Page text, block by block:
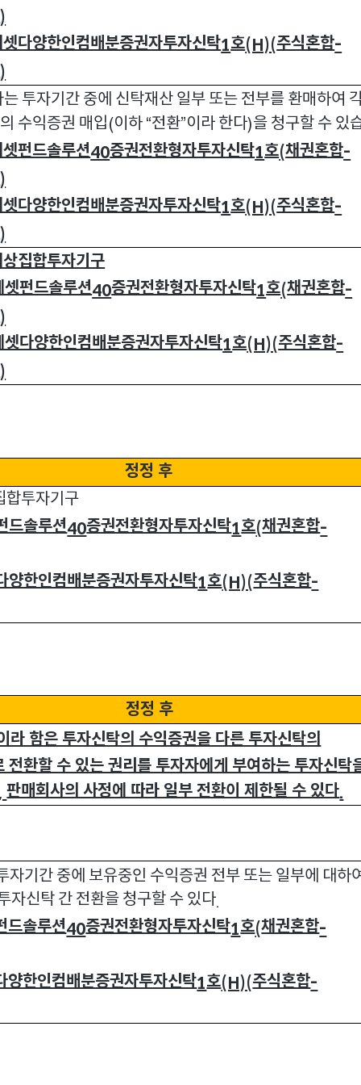
)
다양한인컴배분증권자투자신탁1호(H)(주식혼합-
)
투자기간 중에 신탁재산 일부 또는 전부를 환매하여
수익증권 매입(이하 “전환”이라 한다)을 청구할 수 있
펀드솔루션40증권전환형자투자신탁1호(채권혼합-
)
다양한인컴배분증권자투자신탁1호(H)(주식혼합-
)
집합투자기구
셋펀드솔루션40증권전환형자투자신탁1호(채권혼합-
)
셋다양한인컴배분증권자투자신탁1호(H)(주식혼합-
)
정정 후
합투자기구
드솔루션40증권전환형자투자신탁1호(채권혼합-
양한인컴배분증권자투자신탁1호(H)(주식혼합-
정정 후
라 함은 투자신탁의 수익증권을 다른 투자신탁의
전환할 수 있는 권리를 투자자에게 부여하는 투자신탁
판매회사의 사정에 따라 일부 전환이 제한될 수 있다.
기간 중에 보유중인 수익증권 전부 또는 일부에 대하
자신탁 간 전환을 청구할 수 있다.
드솔루션40증권전환형자투자신탁1호(채권혼합-
양한인컴배분증권자투자신탁1호(H)(주식혼합-